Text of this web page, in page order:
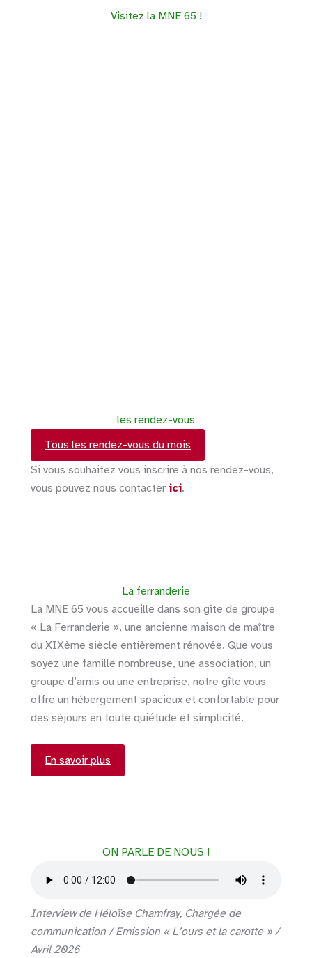
Visitez la MNE 65 !
les rendez-vous
Tous les rendez-vous du mois
Si vous souhaitez vous inscrire à nos rendez-vous,
vous pouvez nous contacter ici.
La ferranderie
La MNE 65 vous accueille dans son gîte de groupe
« La Ferranderie », une ancienne maison de maître
du XIXème siècle entièrement rénovée. Que vous
soyez une famille nombreuse, une association, un
groupe d’amis ou une entreprise, notre gîte vous
offre un hébergement spacieux et confortable pour
des séjours en toute quiétude et simplicité.
En savoir plus
ON PARLE DE NOUS !
Interview de Héloïse Chamfray, Chargée de
communication / Emission « L’ours et la carotte » /
Avril 2026